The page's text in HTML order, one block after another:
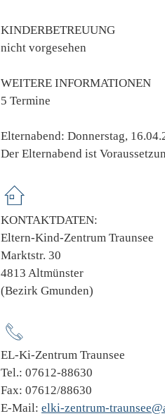
KINDERBETREUUNG
nicht vorgesehen
WEITERE INFORMATIONEN
5 Termine
Elternabend: Donnerstag,
Der Elternabend ist
KONTAKTDATEN:
Eltern-Kind-Zentrum Traunsee
Marktstr. 30
4813 Altmünster
(Bezirk Gmunden)
EL-Ki-Zentrum Traunsee
Tel.: 07612-88630
Fax: 07612/88630
E-Mail: elki-zentrum-